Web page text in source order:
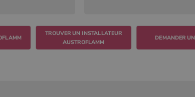
TROUVER UN INSTALLATEUR
AUSTROFLAMM
DEMANDER